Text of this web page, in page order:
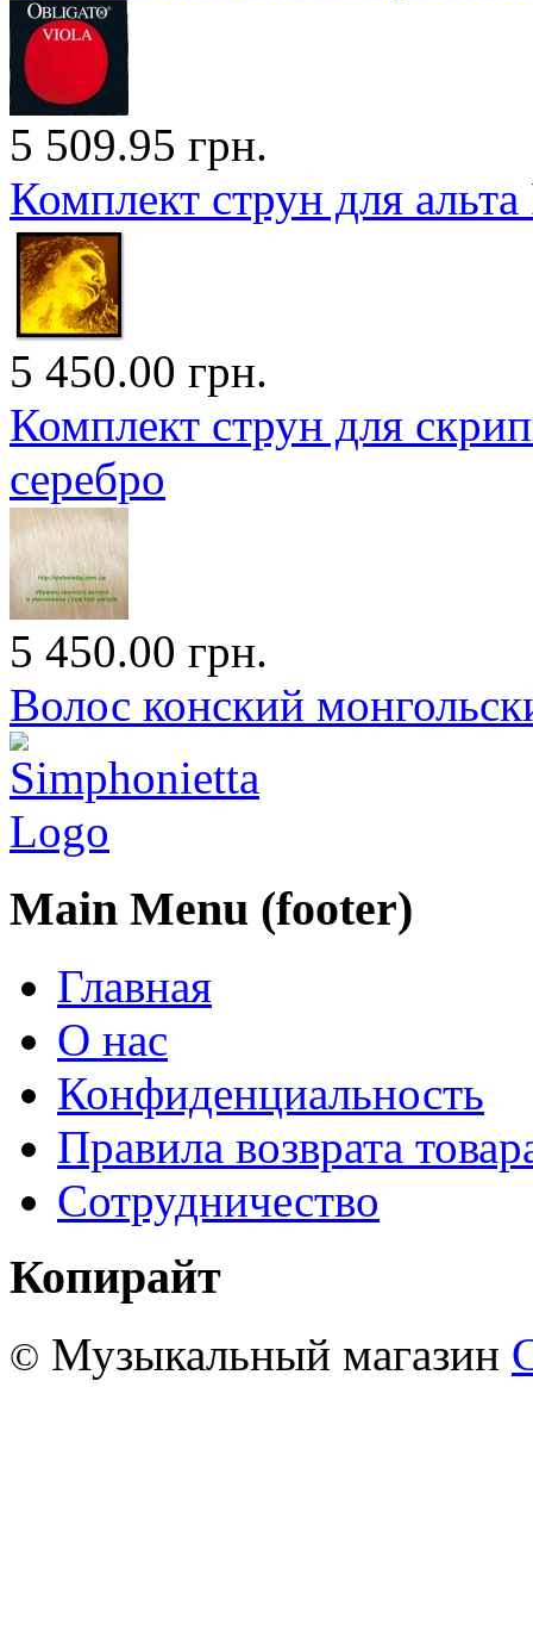
5 509.95 грн.
Комплект струн для
5 450.00 грн.
Комплект струн для
серебро
5 450.00 грн.
Волос конский
Main Menu (footer)
Главная
О нас
Конфиденциальность
Правила возврата
Сотрудничество
Копирайт
© Музыкальный магазин